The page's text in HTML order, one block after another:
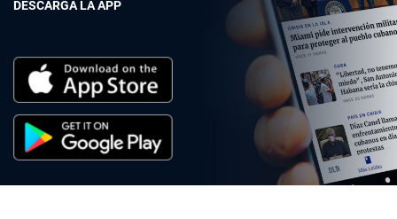
DESCARGA LA APP